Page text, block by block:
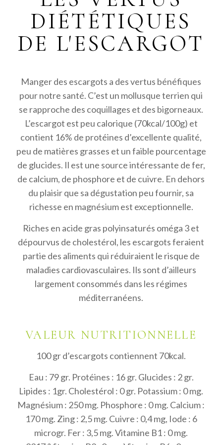
Chaussée de Louvain 61
Éghezée 5310
Belgique
7 km
La chèvre et le chou
Rue des Longs Champs 55
Eghezée
Belgique
7.3 km
Directions
Intermarché Eghezée
Chaussée de Louvain 64
Éghezée
Bierwart
7.4 km
Directions
Au Père Clément
Chée de Louvain 975
7.6 km
Directions
La table d’Upignac
Route de la Bruyère 100
Upigny 5310
Belgique
8.8 km
DIÉTÉTIQUES
DE L'ESCARGOT
Manger des escargots a des vertus bénéfiques
pour notre santé. C’est un mollusque terrien qui
se rapproche des coquillages et des bigorneaux.
L’escargot est peu calorique (70kcal/100g) et
contient 16% de protéines d’excellente qualité,
peu de matières grasses et un faible pourcentage
de glucides. Il est une source intéressante de fer,
de calcium, de phosphore et de cuivre. En dehors
du plaisir que sa dégustation peu fournir, sa
richesse en magnésium est exceptionnelle.
Riches en acide gras polyinsaturés oméga 3 et
dépourvus de cholestérol, les escargots feraient
partie des aliments qui réduiraient le risque de
maladies cardiovasculaires. Ils sont d’ailleurs
largement consommés dans les régimes
méditerranéens.
VALEUR NUTRITIONNELLE
100 gr d’escargots contiennent 70kcal.
Eau : 79 gr. Protéines : 16 gr. Glucides : 2 gr.
Lipides : 1gr. Cholestérol : 0 gr. Potassium : 0 mg.
Magnésium : 250 mg. Phosphore : 0 mg. Calcium :
170 mg. Zing : 2,5 mg. Cuivre : 0,4 mg, Iode : 6
microgr. Fer : 3,5 mg. Vitamine B1 : 0 mg.